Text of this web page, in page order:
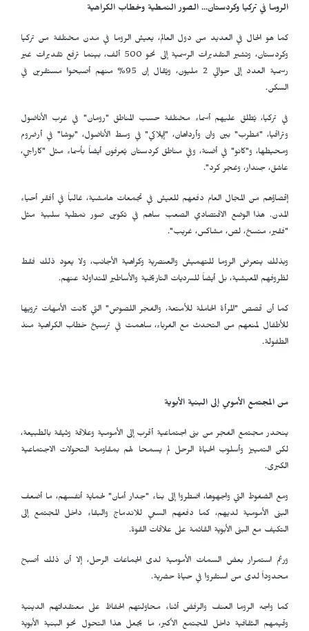
الروما في تركيا وكردستان... الصور النمطية وخطاب الكراهية
كما هو الحال في العديد من دول العالم، يعيش الروما في مدن مختلفة من تركيا
وكردستان، وتشير التقديرات الرسمية إلى نحو 500 ألف، بينما ترفع تقديرات غير
رسمية العدد إلى حوالي 2 مليون، ويُقال إن 95% منهم أصبحوا مستقرين في
السكن.
في تركيا، يُطلق عليهم أسماء مختلفة حسب المناطق "رومان" في غرب الأناضول
وتراقيا، "مُطرب" بين وان وأرداهان، "إيلاكي" في وسط الأناضول، "بوشا" في أرضروم
ومحيطها، و"كانو" في أضنة، وفي مناطق كردستان يُعرفون أيضاً بأسماء مثل "كاراجي،
عاشق، جندار، وغجر كرد".
إقصاؤهم من المجال العام دفعهم للعيش في تجمعات هامشية، غالباً في أفقر أحياء
المدن. هذا الوضع الاقتصادي الصعب ساهم في تكوين صور نمطية سلبية مثل
"فقير، متسخ، لص، مشاكس، غريب".
وبذلك يتعرض الروما للتهميش والعنصرية وكراهية الأجانب، ولا يعود ذلك فقط
لظروفهم المعيشية، بل أيضاً للسرديات التاريخية والأساطير المتداولة عنهم.
كما أن قصص "المرأة الحاملة للأمتعة، والغجر اللصوص" التي كانت الأمهات ترويها
للأطفال لمنعهم من التحدث مع الغرباء، ساهمت في ترسيخ خطاب الكراهية منذ
الطفولة.
من المجتمع الأمومي إلى البنية الأبوية
ينحدر مجتمع الغجر من بنى اجتماعية أقرب إلى الأمومية وعلاقة وثيقة بالطبيعة،
لكن التمييز وأسلوب الحياة الرحل لم يسمحا لهم بمقاومة التحولات الاجتماعية
الكبرى.
ومع الضغوط التي واجهوها، اضطروا إلى بناء "جدار أمان" لحماية أنفسهم، ما أضعف
البنى الأمومية لديهم، كما دفعهم السعي للاندماج والبقاء داخل المجتمع إلى
التكيف مع البنى الأبوية القائمة على علاقات القوة.
ورغم استمرار بعض السمات الأمومية لدى الجماعات الرحل، إلا أن ذلك أصبح
محدوداً لدى من استقروا في حياة حضرية.
كما واجه الروما العنف والرفض أثناء محاولتهم الحفاظ على معتقداتهم الدينية
وقيمهم الثقافية داخل المجتمع الأكبر، ما يجعل هذا التحول نحو البنية الأبوية